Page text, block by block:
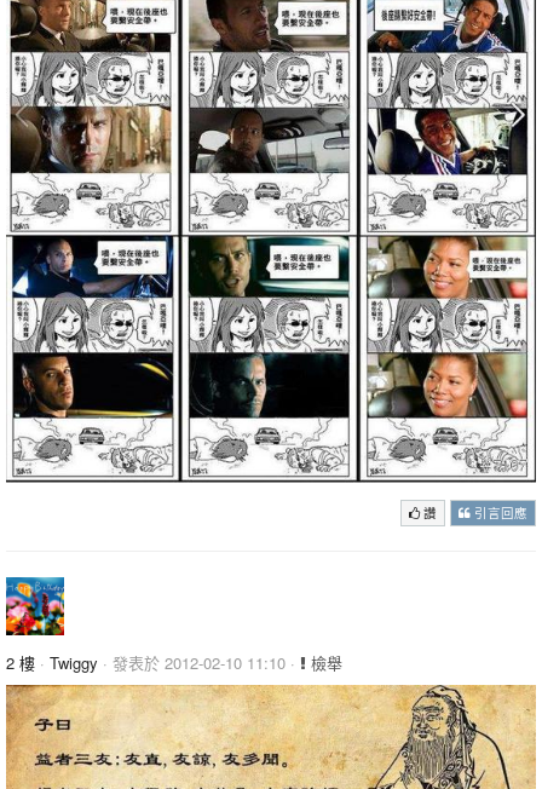
讚 引言回應
2 樓 · Twiggy · 發表於 2012-02-10 11:10 · 檢舉